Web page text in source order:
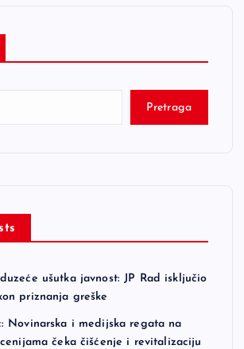
Pretraga
ušutka javnost: JP Rad isključio
priznanja greške
Novinarska i medijska regata na
čeka čišćenje i revitalizaciju